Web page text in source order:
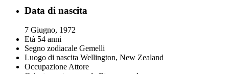
Data di nascita
7 Giugno, 1972
Età 54 anni
Segno zodiacale Gemelli
Luogo di nascita Wellington, New Zealand
OccupazioneAttore